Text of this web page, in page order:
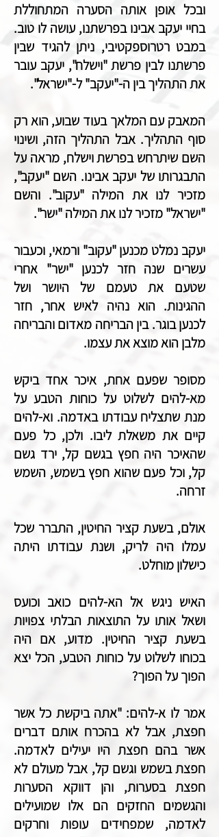
ובכל אופן אותה הסערה המתחוללת
בחיי יעקב אבינו בפרשתנו, עושה לו טוב.
במבט רטרוספקטיבי, ניתן להגיד שבין
פרשתנו לבין פרשת "וישלח", יעקב עובר
את התהליך בין ה-"יעקב" ל-"ישראל".
המאבק עם המלאך בעוד שבוע, הוא רק
סוף התהליך. אבל התהליך הזה, ושינוי
השם שיתרחש בפרשת וישלח, מראה על
התבגרותו של יעקב אבינו. השם "יעקב",
מזכיר לנו את המילה "עקוב". והשם
"ישראל" מזכיר לנו את המילה "ישר".
יעקב נמלט מכנען "עקוב" ורמאי, וכעבור
עשרים שנה חזר לכנען "ישר" אחרי
שטעם את טעמם של היושר ושל
ההגינות. הוא נהיה לאיש אחר, חזר
לכנען בוגר. בין הבריחה מאדום והבריחה
מלבן הוא מוצא את עצמו.
מסופר שפעם אחת, איכר אחד ביקש
מא-להים לשלוט על כוחות הטבע על
מנת שתצליח עבודתו באדמה. וא-להים
קיים את משאלת ליבו. ולכן, כל פעם
שהאיכר היה חפץ בגשם קל, ירד גשם
קל, וכל פעם שהוא חפץ בשמש, השמש
זרחה.
אולם, בשעת קציר החיטין, התברר שכל
עמלו היה לריק, ושנת עבודתו היתה
כישלון מוחלט.
האיש ניגש אל הא-להים כואב וכועס
ושאל אותו על התוצאות הבלתי צפויות
בשעת קציר החיטין. מדוע, אם היה
בכוחו לשלוט על כוחות הטבע, הכל יצא
הפוך על הפוך?
אמר לו א-להים: "אתה ביקשת כל אשר
חפצת, אבל לא בהכרח אותם דברים
אשר בהם חפצת היו יעילים לאדמה.
חפצת בשמש וגשם קל, אבל מעולם לא
חפצת בסערות, והן דווקא הסערות
והגשמים החזקים הם אלו שמועילים
לאדמה, שמפחידים עופות וחרקים